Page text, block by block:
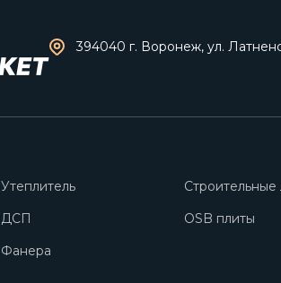
394040 г. Воронеж, ул.
Утеплитель
Строительные
ДСП
OSB плиты
Фанера